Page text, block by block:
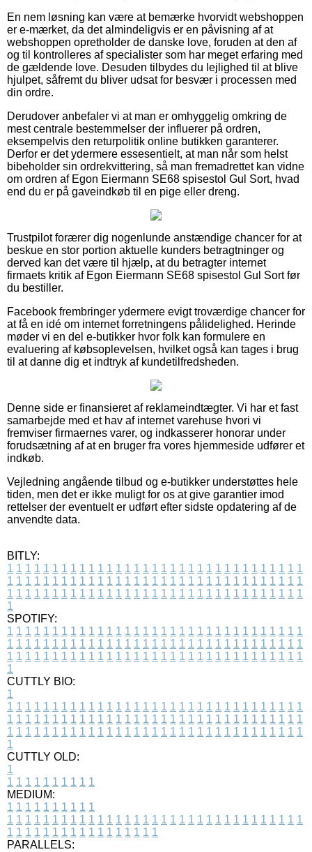
En nem løsning kan være at bemærke hvorvidt webshoppen
er e-mærket, da det almindeligvis er en påvisning af at
webshoppen opretholder de danske love, foruden at den af
og til kontrolleres af specialister som har meget erfaring med
de gældende love. Desuden tilbydes du lejlighed til at blive
hjulpet, såfremt du bliver udsat for besvær i processen med
din ordre.
Derudover anbefaler vi at man er omhyggelig omkring de
mest centrale bestemmelser der influerer på ordren,
eksempelvis den returpolitik online butikken garanterer.
Derfor er det ydermere essesentielt, at man når som helst
bibeholder sin ordrekvittering, så man fremadrettet kan vidne
om ordren af Egon Eiermann SE68 spisestol Gul Sort, hvad
end du er på gaveindkøb til en pige eller dreng.
Trustpilot forærer dig nogenlunde anstændige chancer for at
beskue en stor portion aktuelle kunders betragtninger og
derved kan det være til hjælp, at du betragter internet
firmaets kritik af Egon Eiermann SE68 spisestol Gul Sort før
du bestiller.
Facebook frembringer ydermere evigt troværdige chancer for
at få en idé om internet forretningens pålidelighed. Herinde
møder vi en del e-butikker hvor folk kan formulere en
evaluering af købsoplevelsen, hvilket også kan tages i brug
til at danne dig et indtryk af kundetilfredsheden.
Denne side er finansieret af reklameindtægter. Vi har et fast
samarbejde med et hav af internet varehuse hvori vi
fremviser firmaernes varer, og indkasserer honorar under
forudsætning af at en bruger fra vores hjemmeside udfører et
indkøb.
Vejledning angående tilbud og e-butikker understøttes hele
tiden, men det er ikke muligt for os at give garantier imod
rettelser der eventuelt er udført efter sidste opdatering af de
anvendte data.
BITLY:
1 1 1 1 1 1 1 1 1 1 1 1 1 1 1 1 1 1 1 1 1 1 1 1 1 1 1 1 1 1 1 1 1
1 1 1 1 1 1 1 1 1 1 1 1 1 1 1 1 1 1 1 1 1 1 1 1 1 1 1 1 1 1 1 1 1
1 1 1 1 1 1 1 1 1 1 1 1 1 1 1 1 1 1 1 1 1 1 1 1 1 1 1 1 1 1 1 1 1
1
SPOTIFY:
1 1 1 1 1 1 1 1 1 1 1 1 1 1 1 1 1 1 1 1 1 1 1 1 1 1 1 1 1 1 1 1 1
1 1 1 1 1 1 1 1 1 1 1 1 1 1 1 1 1 1 1 1 1 1 1 1 1 1 1 1 1 1 1 1 1
1 1 1 1 1 1 1 1 1 1 1 1 1 1 1 1 1 1 1 1 1 1 1 1 1 1 1 1 1 1 1 1 1
1
CUTTLY BIO:
1
1 1 1 1 1 1 1 1 1 1 1 1 1 1 1 1 1 1 1 1 1 1 1 1 1 1 1 1 1 1 1 1 1
1 1 1 1 1 1 1 1 1 1 1 1 1 1 1 1 1 1 1 1 1 1 1 1 1 1 1 1 1 1 1 1 1
1 1 1 1 1 1 1 1 1 1 1 1 1 1 1 1 1 1 1 1 1 1 1 1 1 1 1 1 1 1 1 1 1
1
CUTTLY OLD:
1
1 1 1 1 1 1 1 1 1 1
MEDIUM:
1 1 1 1 1 1 1 1 1 1
1 1 1 1 1 1 1 1 1 1 1 1 1 1 1 1 1 1 1 1 1 1 1 1 1 1 1 1 1 1 1 1 1
1 1 1 1 1 1 1 1 1 1 1 1 1 1 1 1 1
PARALLELS: